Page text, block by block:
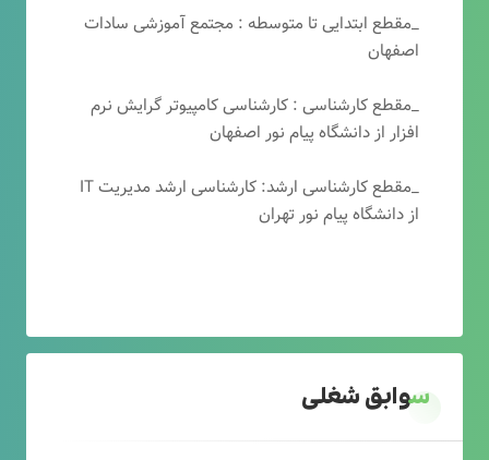
_مقطع ابتدایی تا متوسطه : مجتمع آموزشی سادات
اصفهان
_مقطع کارشناسی : کارشناسی کامپیوتر گرایش نرم
افزار از دانشگاه پیام نور اصفهان
_مقطع کارشناسی ارشد: کارشناسی ارشد مدیریت IT
از دانشگاه پیام نور تهران
سوابق شغلی